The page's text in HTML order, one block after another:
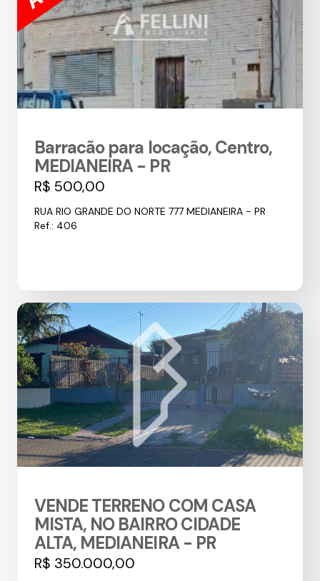
Barracão para locação, Centro,
MEDIANEIRA - PR
R$ 500,00
RUA RIO GRANDE DO NORTE 777 MEDIANEIRA - PR
Ref.: 406
VENDE TERRENO COM CASA
MISTA, NO BAIRRO CIDADE
ALTA, MEDIANEIRA - PR
R$ 350.000,00